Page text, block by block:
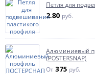
Петля для
2.80 руб.
Алюминиевый
(POSTERSNAP)
От 375 руб.